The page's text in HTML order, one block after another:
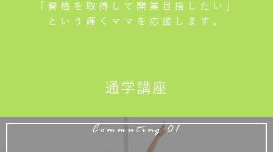
「資格を取得して開業目指したい」
という輝くママを応援します。
通学講座
Commuting 01